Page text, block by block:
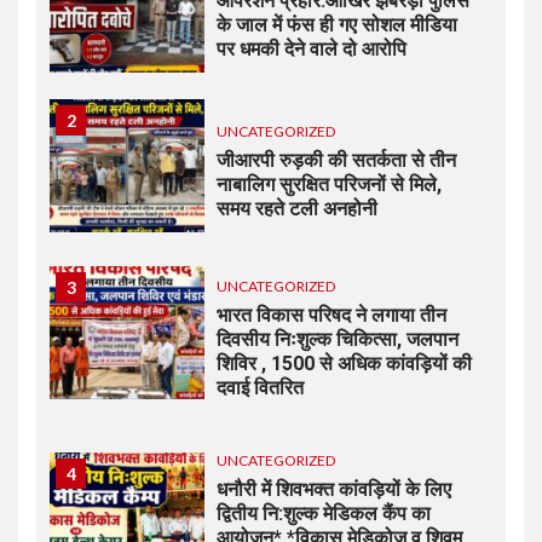
के जाल में फंस ही गए सोशल मीडिया
पर धमकी देने वाले दो आरोपि
2
UNCATEGORIZED
जीआरपी रुड़की की सतर्कता से तीन
नाबालिग सुरक्षित परिजनों से मिले,
समय रहते टली अनहोनी
3 UNCATEGORIZED
भारत विकास परिषद ने लगाया तीन
दिवसीय निःशुल्क चिकित्सा, जलपान
शिविर , 1500 से अधिक कांवड़ियों की
दवाई वितरित
4
UNCATEGORIZED
धनौरी में शिवभक्त कांवड़ियों के लिए
द्वितीय नि:शुल्क मेडिकल कैंप का